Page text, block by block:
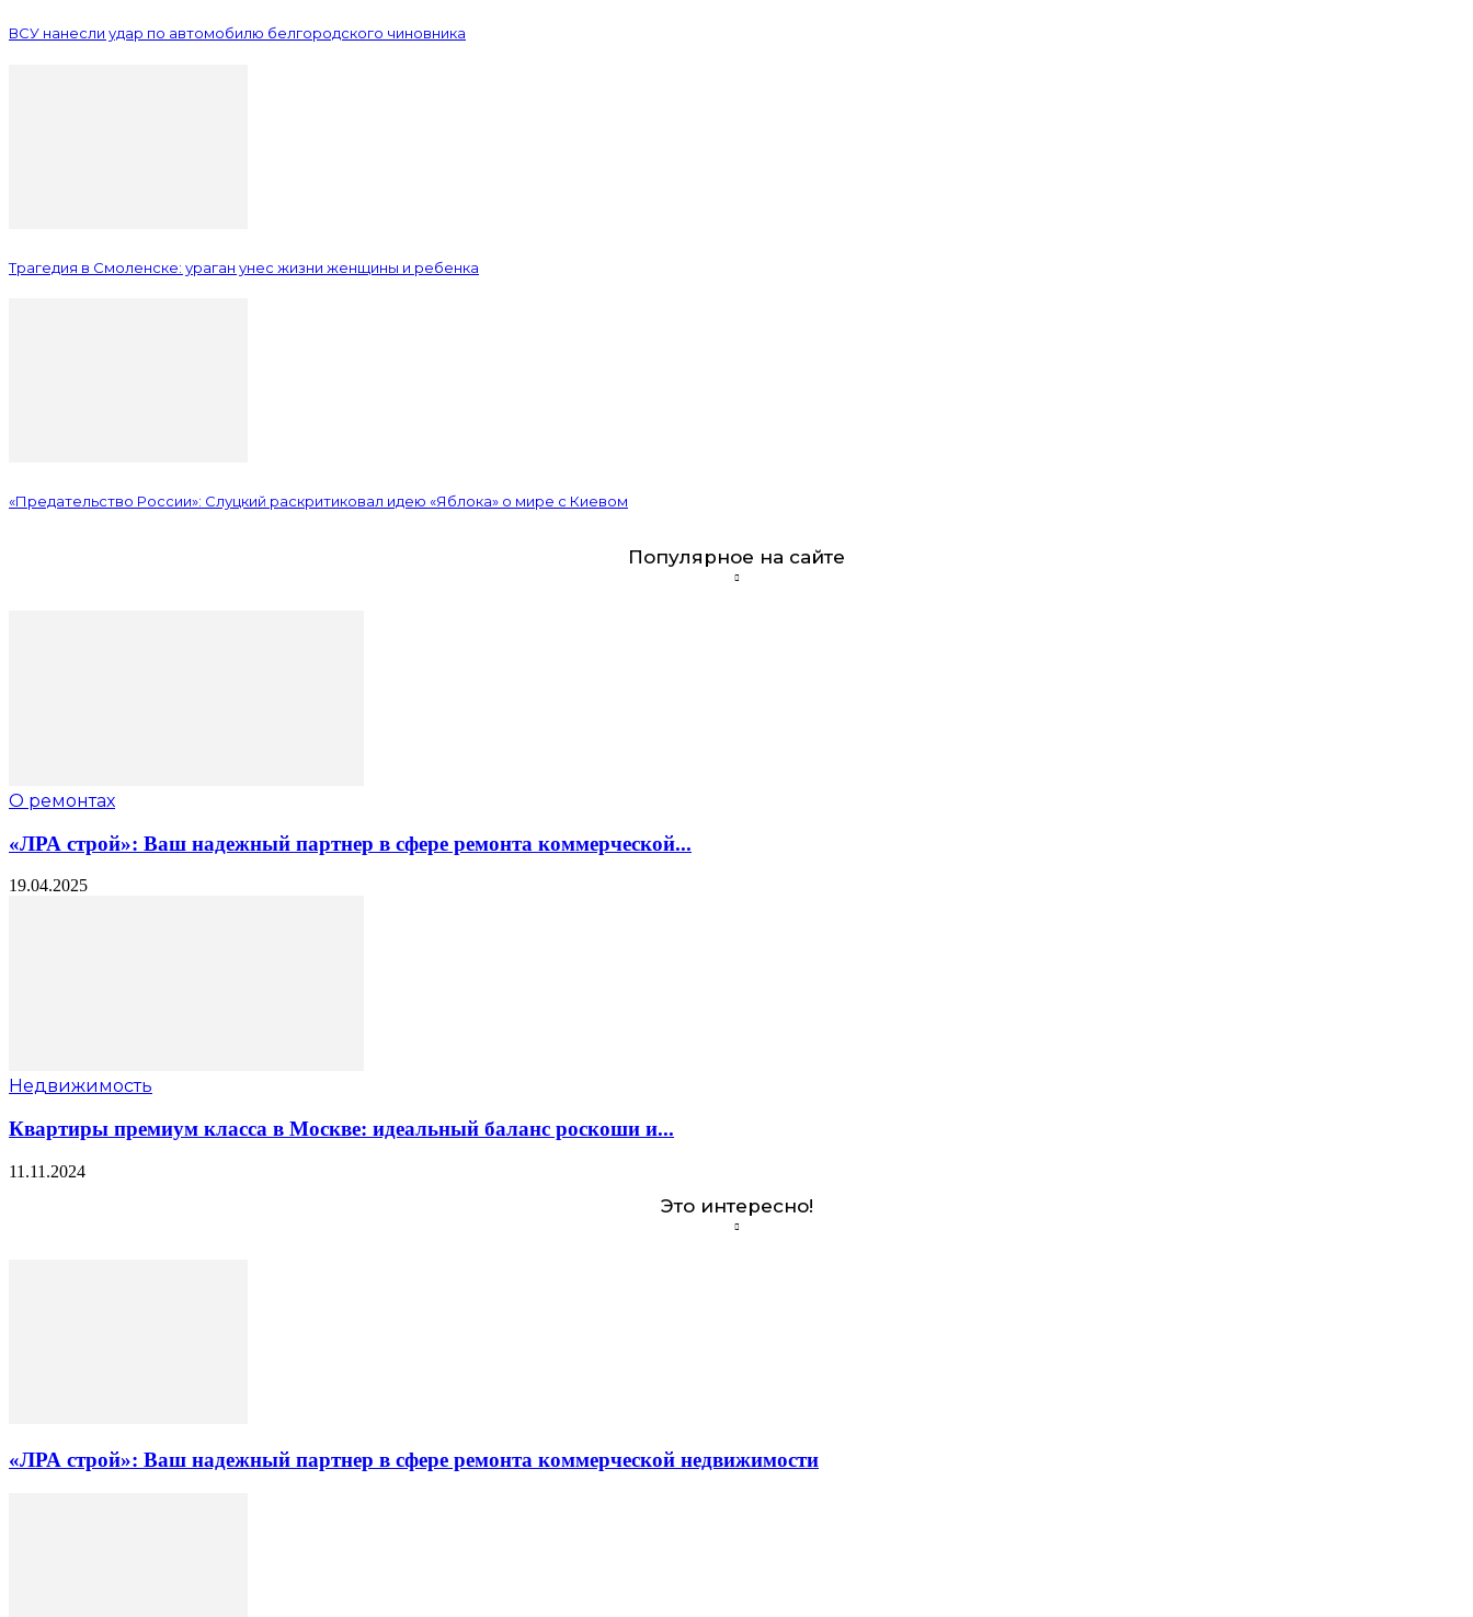
ВСУ нанесли удар по автомобилю белгородского чиновника
Трагедия в Смоленске: ураган унес жизни женщины и ребенка
«Предательство России»: Слуцкий раскритиковал идею «Яблока» о мире с Киевом
Популярное на сайте
О ремонтах
«ЛРА строй»: Ваш надежный партнер в сфере ремонта коммерческой...
19.04.2025
Недвижимость
Квартиры премиум класса в Москве: идеальный баланс роскоши и...
11.11.2024
Это интересно!
«ЛРА строй»: Ваш надежный партнер в сфере ремонта коммерческой недвижимости